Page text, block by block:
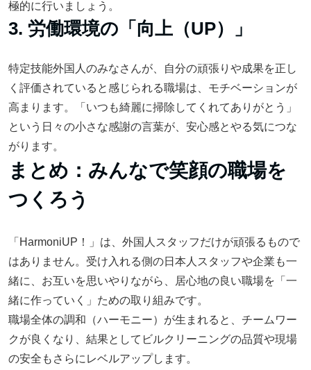
極的に行いましょう。
3. 労働環境の「向上（UP）」
特定技能外国人のみなさんが、自分の頑張りや成果を正し
く評価されていると感じられる職場は、モチベーションが
高まります。「いつも綺麗に掃除してくれてありがとう」
という日々の小さな感謝の言葉が、安心感とやる気につな
がります。
まとめ：みんなで笑顔の職場を
つくろう
「HarmoniUP！」は、外国人スタッフだけが頑張るもので
はありません。受け入れる側の日本人スタッフや企業も一
緒に、お互いを思いやりながら、居心地の良い職場を「一
緒に作っていく」ための取り組みです。
職場全体の調和（ハーモニー）が生まれると、チームワー
クが良くなり、結果としてビルクリーニングの品質や現場
の安全もさらにレベルアップします。